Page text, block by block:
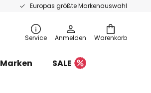
Europas größte Markenauswahl
Warenkorb
Service Anmelden
Marken
SALE